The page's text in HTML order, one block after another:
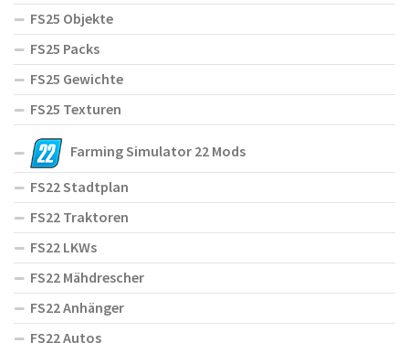
FS25 Objekte
FS25 Packs
FS25 Gewichte
FS25 Texturen
Farming Simulator 22 Mods
FS22 Stadtplan
FS22 Traktoren
FS22 LKWs
FS22 Mähdrescher
FS22 Anhänger
FS22 Autos